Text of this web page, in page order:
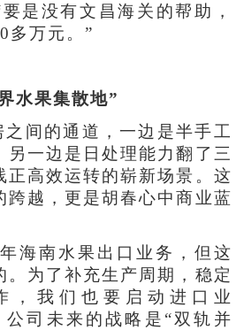
是没有文昌海关的帮助，
多万元。”
水果集散地”
间的通道，一边是半手工
另一边是日处理能力翻了三
正高效运转的崭新场景。这
跨越，更是胡春心中商业蓝
海南水果出口业务，但这
。为了补充生产周期，稳定
，我们也要启动进口业
司未来的战略是“双轨并